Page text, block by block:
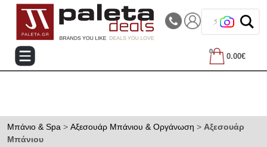
Τηλεφωνικές Παραγγελίες: 2105714144 |||
⚡
0
0.00€
Μπάνιο & Spa > Αξεσουάρ Μπάνιου & Οργάνωση > Αξεσουάρ
Μπάνιου